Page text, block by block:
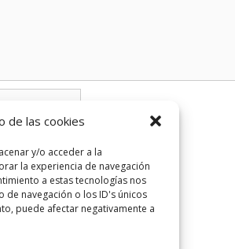
de las cookies
y/o acceder a la
la experiencia de navegación
a estas tecnologías nos
navegación o los ID's únicos
puede afectar negativamente a